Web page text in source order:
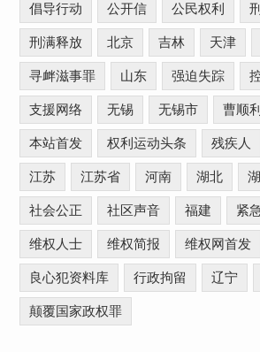
倡导行动 公开信 公民权利
刑满释放 北京 吉林 天津
寻衅滋事罪 山东 强迫失踪
支援网络 无锡 无锡市 曹顺利
本站首发 权利运动头条 残疾人
江苏 江苏省 河南 湖北
社会公正 社区声音 福建 紧
维权人士 维权简报 维权网首发
良心犯资料库 行政拘留 辽宁
颠覆国家政权罪